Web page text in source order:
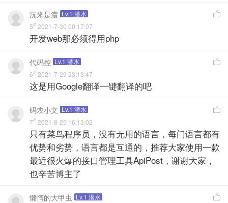

沅来是澧 Lv.1 潜水
5# 2021-7-30 00:17:07
开发web那必须得用php

代码控 Lv.1 潜水
6# 2021-7-29 23:13:47
这是用Google翻译一键翻译的吧

码农小文 Lv.1 潜水
7# 2021-8-25 16:13:02
只有菜鸟程序员，没有无用的语言，每门语言都有
优势和劣势，语言都是互通的，推荐大家使用一款
最近很火爆的接口管理工具ApiPost，谢谢大家，
也辛苦博主了

懒惰的大甲虫 Lv.1 潜水